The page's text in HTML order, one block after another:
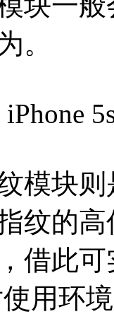
。
iPhone
块则
纹的
借此
用环